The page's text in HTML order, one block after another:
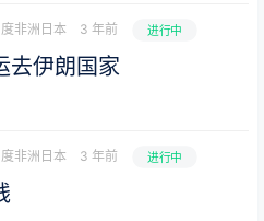
非洲日本 3 年前 进行中
去伊朗国家
非洲日本 3 年前 进行中